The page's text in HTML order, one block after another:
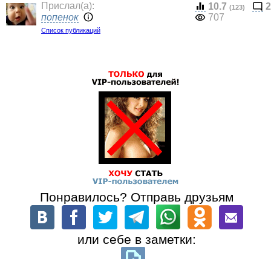
Прислал(a):
попенок
Список публикаций
10.7 (123)
2
707
Понравилось? Отправь друзьям
или себе в заметки: